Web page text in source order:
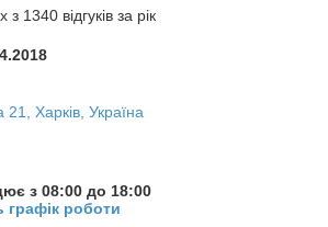
1340 відгуків за рік
21, Харків, Україна
з 08:00 до 18:00
графік роботи